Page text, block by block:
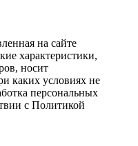
на сайте
характеристики,
носит
каких условиях не
персональных
с Политикой